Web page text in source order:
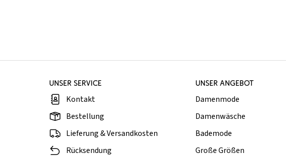
UNSER SERVICE
Kontakt
Bestellung
Lieferung & Versandkosten
Rücksendung
UNSER ANGEBOT
Damenmode
Damenwäsche
Bademode
Große Größen